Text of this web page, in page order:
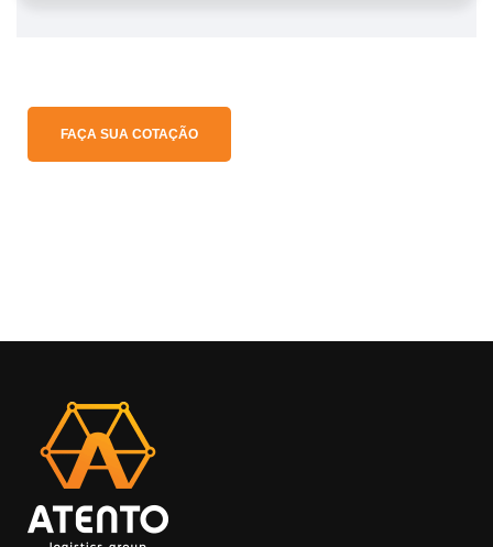
FAÇA SUA COTAÇÃO